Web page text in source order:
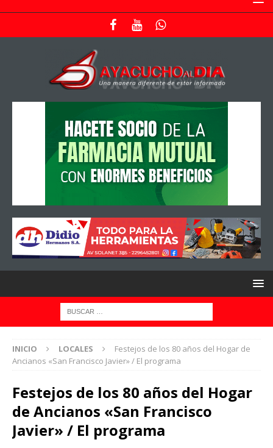
INICIO LOCALES
Festejos de los 80 años del Hogar de
Ancianos «San Francisco Javier» / El programa
Festejos de los 80 años del Hogar
de Ancianos «San Francisco
Javier» / El programa